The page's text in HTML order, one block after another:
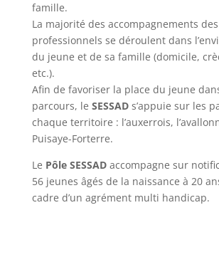
famille.
La majorité des accompagnements des
professionnels se déroulent dans
du jeune et de sa famille (domicile,
etc.).
Afin de favoriser la place du jeune
parcours, le SESSADs’appuie sur les
chaque territoire : l’auxerrois,
Puisaye-Forterre.
Le Pôle SESSADaccompagne sur
56 jeunes âgés de la naissance à 20
cadre d’un agrément multi handicap.